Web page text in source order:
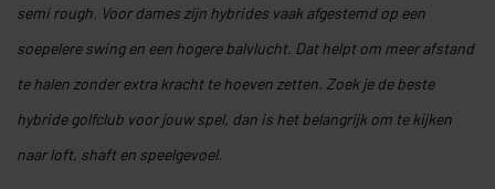
semi rough. Voor dames zijn hybrides vaak afgestemd op een
soepelere swing en een hogere balvlucht. Dat helpt om meer afstand
te halen zonder extra kracht te hoeven zetten. Zoek je de beste
hybride golfclub voor jouw spel, dan is het belangrijk om te kijken
naar loft, shaft en speelgevoel.